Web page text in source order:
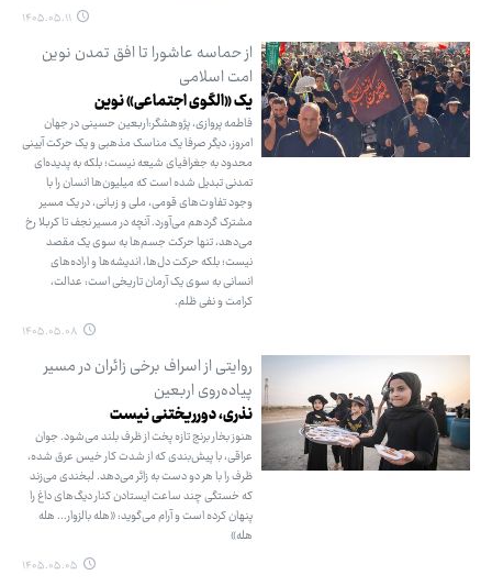
۱۴۰۵.۰۵.۱۱
از حماسه عاشورا تا افق تمدن نوین
امت اسلامی
یک «الگوی اجتماعی» نوین
فاطمه پروازی، پژوهشگر:‌اربعین حسینی در جهان
امروز، دیگر صرفا یک مناسک مذهبی و یک حرکت آیینی
محدود به جغرافیای شیعه نیست؛ بلکه به پدیده‌ای
تمدنی تبدیل شده است که میلیون‌ها انسان را با
وجود تفاوت‌های قومی، ملی و زبانی، در یک مسیر
مشترک گردهم می‌آورد. آنچه در مسیر نجف تا کربلا رخ
می‌دهد، تنها حرکت جسم‌ها به سوی یک مقصد
نیست؛ بلکه حرکت دل‌ها، اندیشه‌ها و اراده‌های
انسانی به سوی یک آرمان تاریخی است: عدالت،
کرامت و نفی ظلم.
۱۴۰۵.۰۵.۰۸
روایتی از اسراف برخی زائران در مسیر
پیاده‌روی اربعین
نذری، دورریختنی نیست
هنوز بخار برنج تازه پخت از ظرف بلند می‌شود. جوان
عراقی، با پیش‌بندی که از شدت کار خیس عرق شده،
ظرف را با هر دو دست به زائر می‌دهد. لبخندی می‌زند
که خستگی چند ساعت ایستادن کنار دیگ‌های داغ را
پنهان کرده است و آرام می‌گوید: «هله بالزوار... هله
هله»
۱۴۰۵.۰۵.۰۵